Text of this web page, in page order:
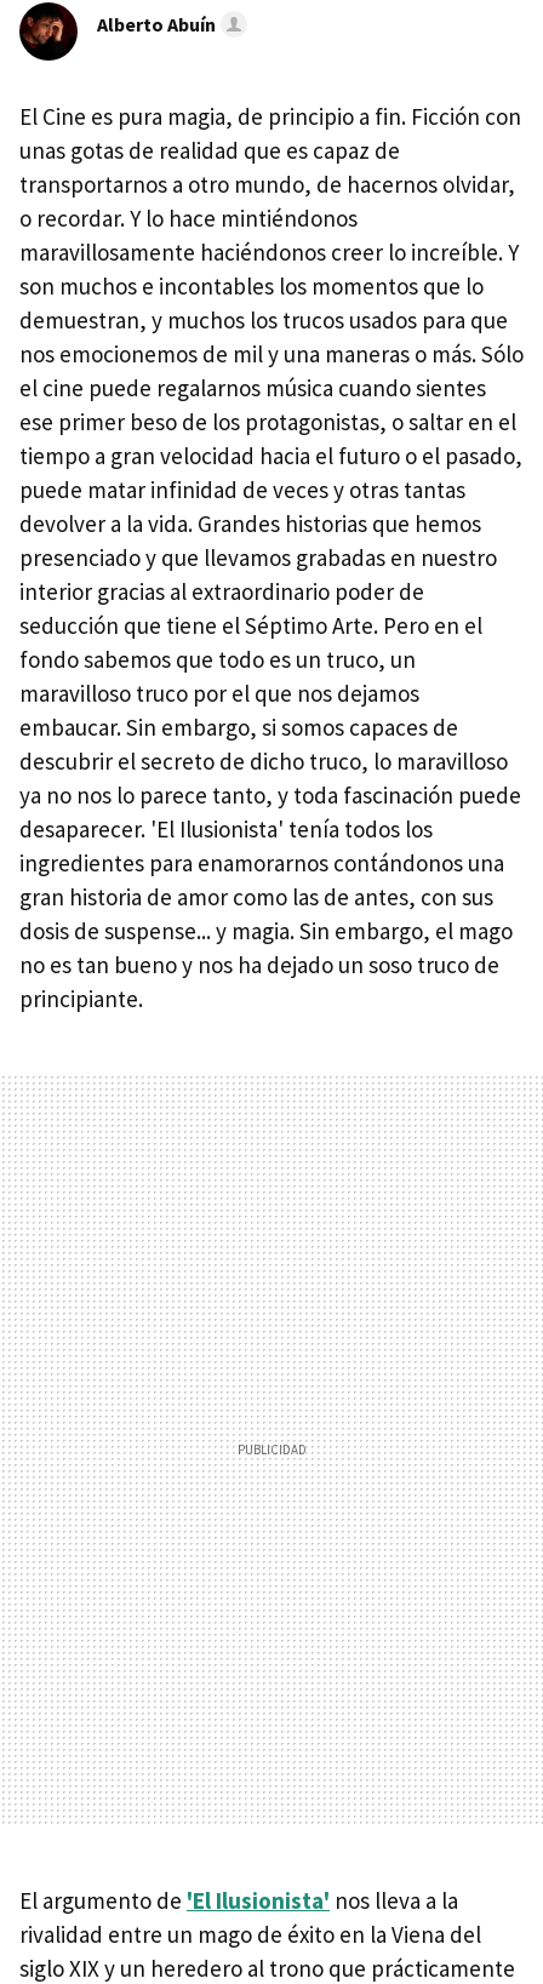
Alberto Abuín
El Cine es pura magia, de principio a fin. Ficción con
unas gotas de realidad que es capaz de
transportarnos a otro mundo, de hacernos olvidar,
o recordar. Y lo hace mintiéndonos
maravillosamente haciéndonos creer lo increíble. Y
son muchos e incontables los momentos que lo
demuestran, y muchos los trucos usados para que
nos emocionemos de mil y una maneras o más. Sólo
el cine puede regalarnos música cuando sientes
ese primer beso de los protagonistas, o saltar en el
tiempo a gran velocidad hacia el futuro o el pasado,
puede matar infinidad de veces y otras tantas
devolver a la vida. Grandes historias que hemos
presenciado y que llevamos grabadas en nuestro
interior gracias al extraordinario poder de
seducción que tiene el Séptimo Arte. Pero en el
fondo sabemos que todo es un truco, un
maravilloso truco por el que nos dejamos
embaucar. Sin embargo, si somos capaces de
descubrir el secreto de dicho truco, lo maravilloso
ya no nos lo parece tanto, y toda fascinación puede
desaparecer. 'El Ilusionista' tenía todos los
ingredientes para enamorarnos contándonos una
gran historia de amor como las de antes, con sus
dosis de suspense... y magia. Sin embargo, el mago
no es tan bueno y nos ha dejado un soso truco de
principiante.
El argumento de 'El Ilusionista' nos lleva a la
rivalidad entre un mago de éxito en la Viena del
siglo XIX y un heredero al trono que prácticamente